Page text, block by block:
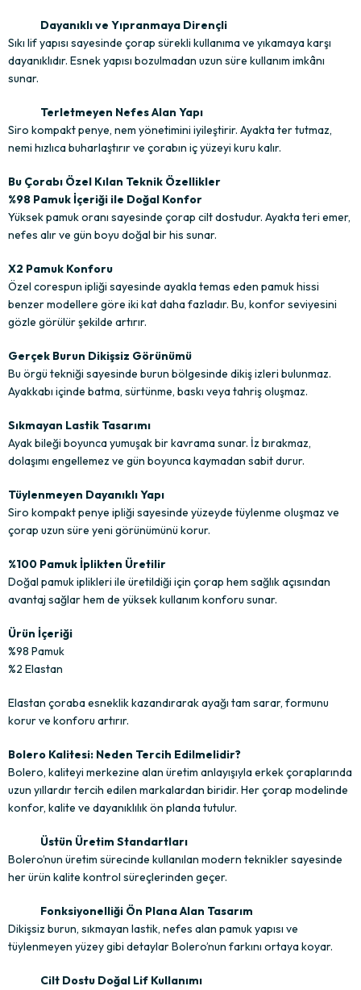
Dayanıklı ve Yıpranmaya Dirençli
Sıkı lif yapısı sayesinde çorap sürekli kullanıma ve yıkamaya karşı
dayanıklıdır. Esnek yapısı bozulmadan uzun süre kullanım imkânı
sunar.
Terletmeyen Nefes Alan Yapı
Siro kompakt penye, nem yönetimini iyileştirir. Ayakta ter tutmaz,
nemi hızlıca buharlaştırır ve çorabın iç yüzeyi kuru kalır.
Bu Çorabı Özel Kılan Teknik Özellikler
%98 Pamuk İçeriği ile Doğal Konfor
Yüksek pamuk oranı sayesinde çorap cilt dostudur. Ayakta teri emer,
nefes alır ve gün boyu doğal bir his sunar.
X2 Pamuk Konforu
Özel corespun ipliği sayesinde ayakla temas eden pamuk hissi
benzer modellere göre iki kat daha fazladır. Bu, konfor seviyesini
gözle görülür şekilde artırır.
Gerçek Burun Dikişsiz Görünümü
Bu örgü tekniği sayesinde burun bölgesinde dikiş izleri bulunmaz.
Ayakkabı içinde batma, sürtünme, baskı veya tahriş oluşmaz.
Sıkmayan Lastik Tasarımı
Ayak bileği boyunca yumuşak bir kavrama sunar. İz bırakmaz,
dolaşımı engellemez ve gün boyunca kaymadan sabit durur.
Tüylenmeyen Dayanıklı Yapı
Siro kompakt penye ipliği sayesinde yüzeyde tüylenme oluşmaz ve
çorap uzun süre yeni görünümünü korur.
%100 Pamuk İplikten Üretilir
Doğal pamuk iplikleri ile üretildiği için çorap hem sağlık açısından
avantaj sağlar hem de yüksek kullanım konforu sunar.
Ürün İçeriği
%98 Pamuk
%2 Elastan
Elastan çoraba esneklik kazandırarak ayağı tam sarar, formunu
korur ve konforu artırır.
Bolero Kalitesi: Neden Tercih Edilmelidir?
Bolero, kaliteyi merkezine alan üretim anlayışıyla erkek çoraplarında
uzun yıllardır tercih edilen markalardan biridir. Her çorap modelinde
konfor, kalite ve dayanıklılık ön planda tutulur.
Üstün Üretim Standartları
Bolero’nun üretim sürecinde kullanılan modern teknikler sayesinde
her ürün kalite kontrol süreçlerinden geçer.
Fonksiyonelliği Ön Plana Alan Tasarım
Dikişsiz burun, sıkmayan lastik, nefes alan pamuk yapısı ve
tüylenmeyen yüzey gibi detaylar Bolero’nun farkını ortaya koyar.
Cilt Dostu Doğal Lif Kullanımı